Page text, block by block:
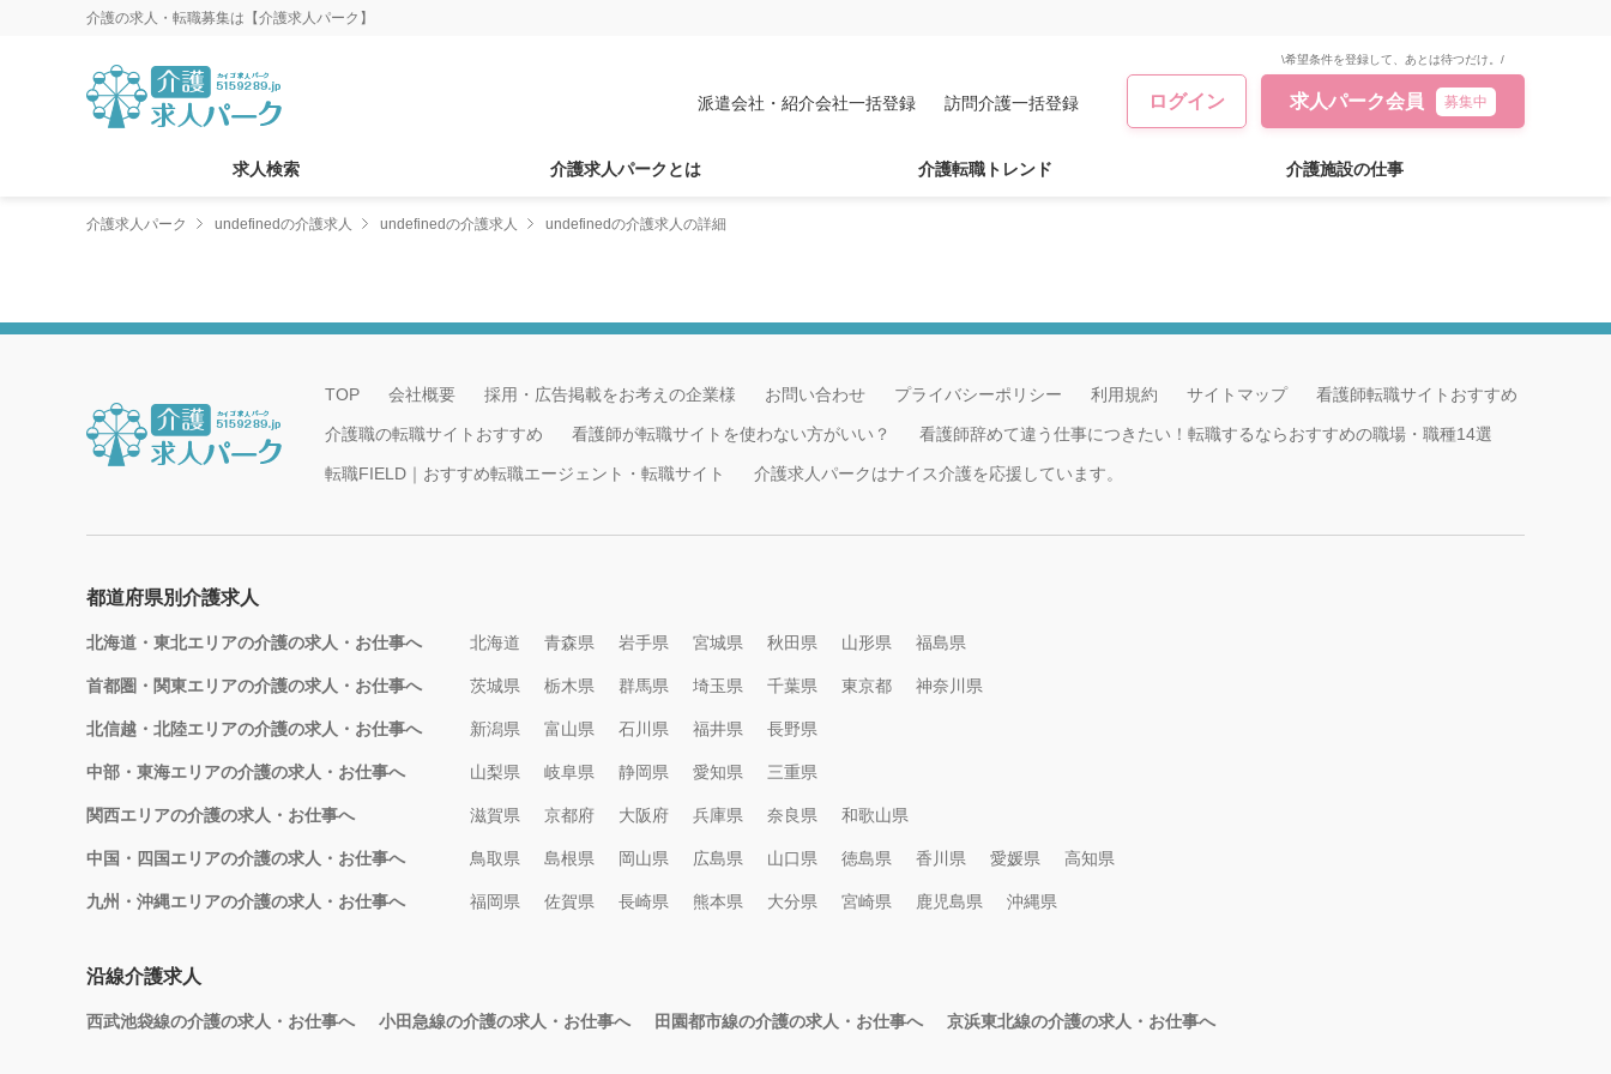
介護の求人・転職募集は【介護求人パーク】
派遣会社・紹介会社一括登録 訪問介護一括登録 ログイン
\希望条件を登録して、あとは待つだけ。/
求人パーク会員 募集中
求人検索 介護求人パークとは 介護転職トレンド 介護施設の仕事
介護求人パーク undefinedの介護求人 undefinedの介護求人 undefinedの介護求人の詳細
TOP 会社概要 採用・広告掲載をお考えの企業様 お問い合わせ プライバシーポリシー 利用規約 サイトマップ 看護師転職サイトおすすめ
介護職の転職サイトおすすめ 看護師が転職サイトを使わない方がいい？ 看護師辞めて違う仕事につきたい！転職するならおすすめの職場・職種14選
転職FIELD｜おすすめ転職エージェント・転職サイト 介護求人パークはナイス介護を応援しています。
都道府県別介護求人
北海道・東北エリアの介護の求人・お仕事へ 北海道 青森県 岩手県 宮城県 秋田県 山形県 福島県
首都圏・関東エリアの介護の求人・お仕事へ 茨城県 栃木県 群馬県 埼玉県 千葉県 東京都 神奈川県
北信越・北陸エリアの介護の求人・お仕事へ 新潟県 富山県 石川県 福井県 長野県
中部・東海エリアの介護の求人・お仕事へ 山梨県 岐阜県 静岡県 愛知県 三重県
関西エリアの介護の求人・お仕事へ 滋賀県 京都府 大阪府 兵庫県 奈良県 和歌山県
中国・四国エリアの介護の求人・お仕事へ 鳥取県 島根県 岡山県 広島県 山口県 徳島県 香川県 愛媛県 高知県
九州・沖縄エリアの介護の求人・お仕事へ 福岡県 佐賀県 長崎県 熊本県 大分県 宮崎県 鹿児島県 沖縄県
沿線介護求人
西武池袋線の介護の求人・お仕事へ 小田急線の介護の求人・お仕事へ 田園都市線の介護の求人・お仕事へ 京浜東北線の介護の求人・お仕事へ